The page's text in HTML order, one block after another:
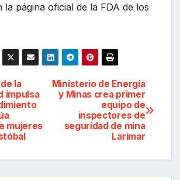
la página oficial de la FDA de los
Ministerio de Energía
y Minas crea primer
equipo de
inspectores de
seguridad de mina
Larimar
la
impulsa
mujeres